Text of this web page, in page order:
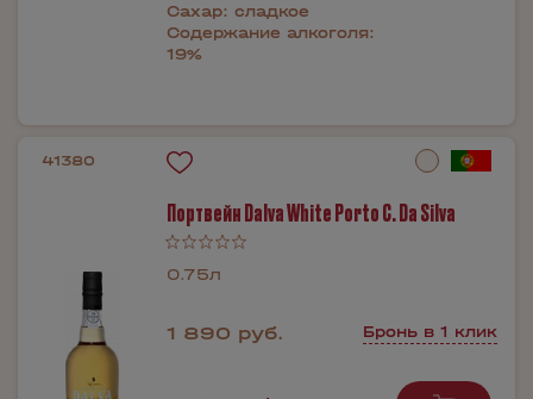
Сахар: сладкое
Содержание алкоголя:
19%
41380
Портвейн Dalva White Porto C. Da Silva
0.75л
1 890 руб. Бронь в 1 клик